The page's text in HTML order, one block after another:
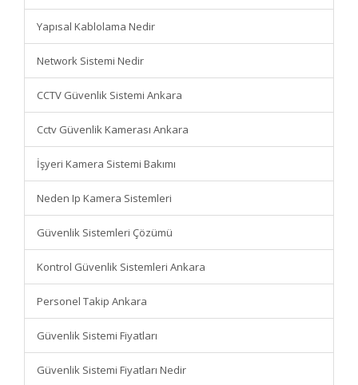
Yapısal Kablolama Nedir
Network Sistemi Nedir
CCTV Güvenlik Sistemi Ankara
Cctv Güvenlik Kamerası Ankara
İşyeri Kamera Sistemi Bakımı
Neden Ip Kamera Sistemleri
Güvenlik Sistemleri Çözümü
Kontrol Güvenlik Sistemleri Ankara
Personel Takip Ankara
Güvenlik Sistemi Fiyatları
Güvenlik Sistemi Fiyatları Nedir